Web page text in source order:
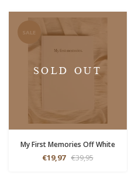
SALE
SOLD OUT
My First Memories Off White
€19,97 €39,95